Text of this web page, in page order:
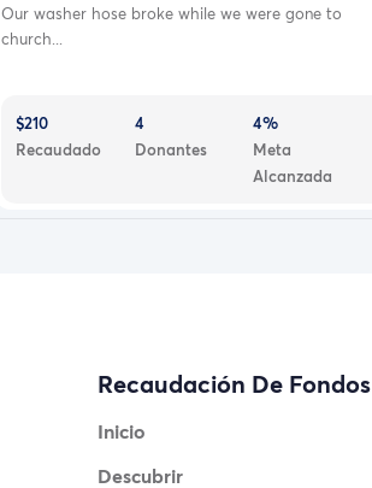
Our washer hose broke while we were gone to
church...
$210
Recaudado
4
Donantes
4%
Meta
Alcanzada
Recaudación De Fondos
Inicio
Descubrir